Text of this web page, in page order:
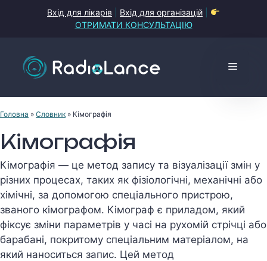
Вхід для лікарів Вхід для організацій
ОТРИМАТИ КОНСУЛЬТАЦІЮ
Меню
Головна » Словник » Кімографія
Кімографія
Кімографія — це метод запису та візуалізації змін у
різних процесах, таких як фізіологічні, механічні або
хімічні, за допомогою спеціального пристрою,
званого кімографом. Кімограф є приладом, який
фіксує зміни параметрів у часі на рухомій стрічці або
барабані, покритому спеціальним матеріалом, на
який наноситься запис. Цей метод